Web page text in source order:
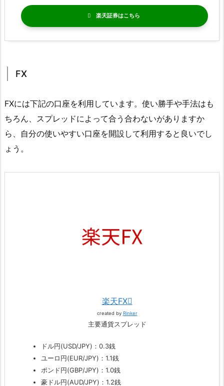
楽天証券
FX
FXには下記の口座を利用しています。使い勝手や手法はも
ちろん、スプレッドによって合う合わないがありますか
ら、自分の使いやすい口座を開設して利用すると良いでし
ょう。
楽天FX
created by Rinker
主要通貨スプレッド
ドル円(USD/JPY)：0.3銭
ユーロ円(EUR/JPY)：1.1銭
ポンド円(GBP/JPY)：1.0銭
豪ドル円(AUD/JPY)：1.2銭